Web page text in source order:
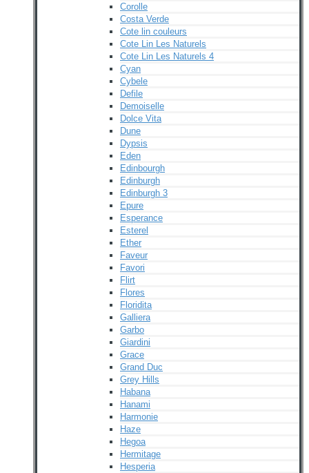
Corolle
Costa Verde
Cote lin couleurs
Cote Lin Les Naturels
Cote Lin Les Naturels 4
Cyan
Cybele
Defile
Demoiselle
Dolce Vita
Dune
Dypsis
Eden
Edinbourgh
Edinburgh
Edinburgh 3
Epure
Esperance
Esterel
Ether
Faveur
Favori
Flirt
Flores
Floridita
Galliera
Garbo
Giardini
Grace
Grand Duc
Grey Hills
Habana
Hanami
Harmonie
Haze
Hegoa
Hermitage
Hesperia